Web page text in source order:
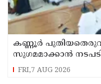
കണ്ണൂർ
സുഗമമാക്കാന്‍
FRI,7 AUG 2026